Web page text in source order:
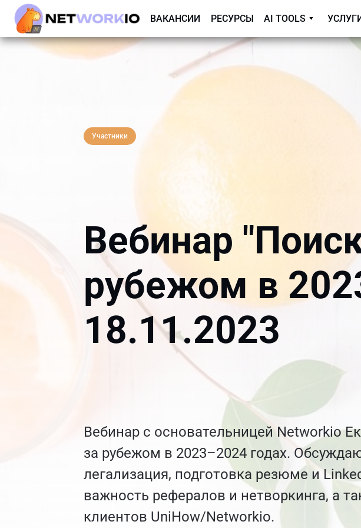
ВАКАНСИИ РЕСУРСЫ AI TOOLS
Участники
Вебинар
рубежом в
18.11.2023
Вебинар с основательницей Networkio
за рубежом в 2023–2024 годах.
легализация, подготовка резюме и
важность рефералов и нетворкинга, а
клиентов UniHow/Networkio.